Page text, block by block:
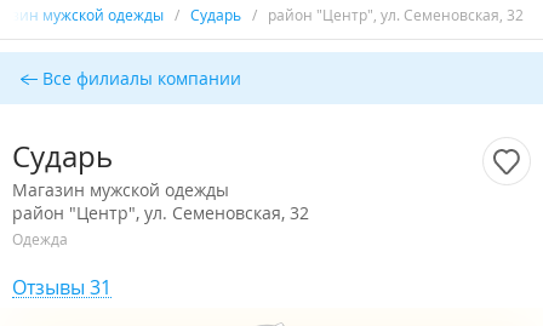
мужской одежды / Сударь / район "Центр", ул. Семеновская, 32
Все филиалы компании
Сударь
Магазин мужской одежды
район "Центр", ул. Семеновская, 32
Одежда
Отзывы 31